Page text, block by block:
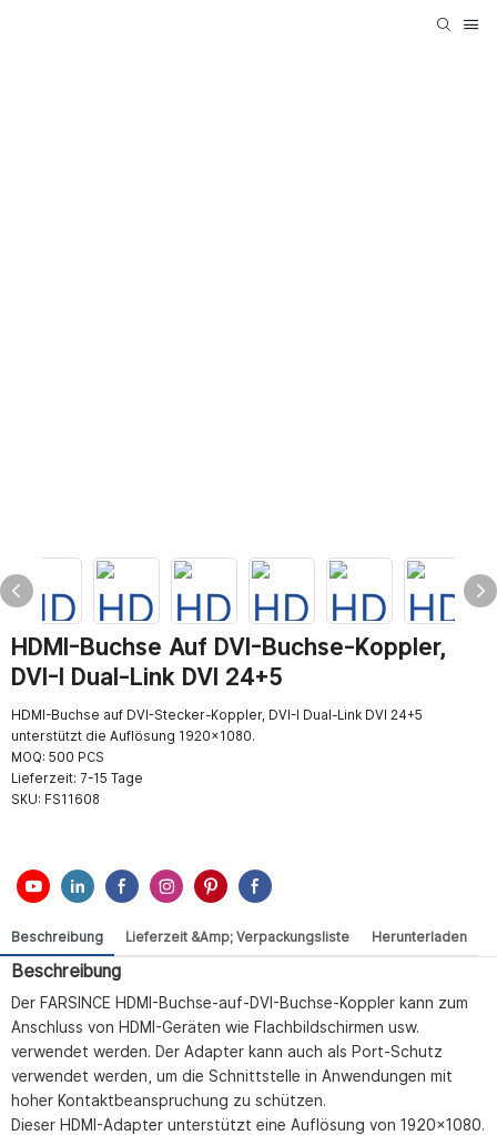
HDMI-Buchse Auf DVI-Buchse-Koppler,
DVI-I Dual-Link DVI 24+5
HDMI-Buchse auf DVI-Stecker-Koppler, DVI-I Dual-Link DVI 24+5
unterstützt die Auflösung 1920×1080.
MOQ: 500 PCS
Lieferzeit: 7-15 Tage
SKU: FS11608
Beschreibung Lieferzeit &amp; Verpackungsliste Herunterladen
Beschreibung
Der FARSINCE HDMI-Buchse-auf-DVI-Buchse-Koppler kann zum
Anschluss von HDMI-Geräten wie Flachbildschirmen usw.
verwendet werden. Der Adapter kann auch als Port-Schutz
verwendet werden, um die Schnittstelle in Anwendungen mit
hoher Kontaktbeanspruchung zu schützen.
Dieser HDMI-Adapter unterstützt eine Auflösung von 1920×1080.